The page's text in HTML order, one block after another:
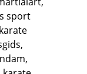
sport
karate
,
,